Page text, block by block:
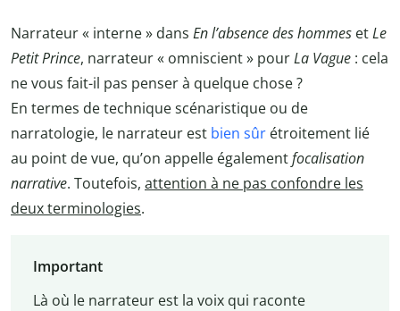
Narrateur « interne » dans En l’absence des hommes etLe
Petit Prince, narrateur « omniscient » pourLa Vague : cela
ne vous fait-il pas penser à quelque chose ?
En termes de technique scénaristique ou de
narratologie, le narrateur est bien sûr étroitement lié
au point de vue, qu’on appelle égalementfocalisation
narrative. Toutefois, attention à ne pas confondre les
deux terminologies.
Important
Là où le narrateur est la voix qui raconte